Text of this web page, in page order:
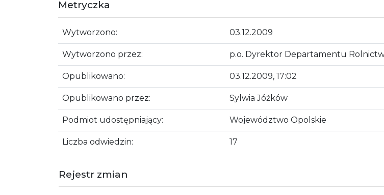
Metryczka
Wytworzono: 03.12.2009
Wytworzono przez: p.o. Dyrektor Departamentu
Opublikowano: 03.12.2009, 17:02
Opublikowano przez: Sylwia Jóźków
Podmiot udostępniający: Województwo Opolskie
Liczba odwiedzin: 17
Rejestr zmian